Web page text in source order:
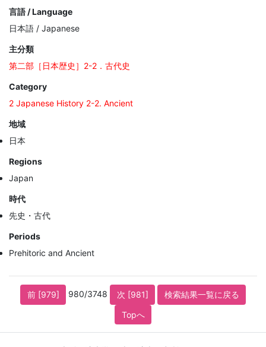
言語 / Language
日本語 / Japanese
主分類
第二部［日本歴史］2-2．古代史
Category
2 Japanese History 2-2. Ancient
地域
日本
Regions
Japan
時代
先史・古代
Periods
Prehitoric and Ancient
前 [979] 980/3748 次 [981]
検索結果一覧に戻る
Topへ